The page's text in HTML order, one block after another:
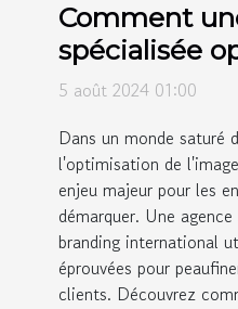
Comment
spécialisée
l'image de
5 août 2024 01:00
Dans un monde saturé
l'optimisation de
enjeu majeur pour les
démarquer. Une
branding international
éprouvées pour
clients. Découvrez